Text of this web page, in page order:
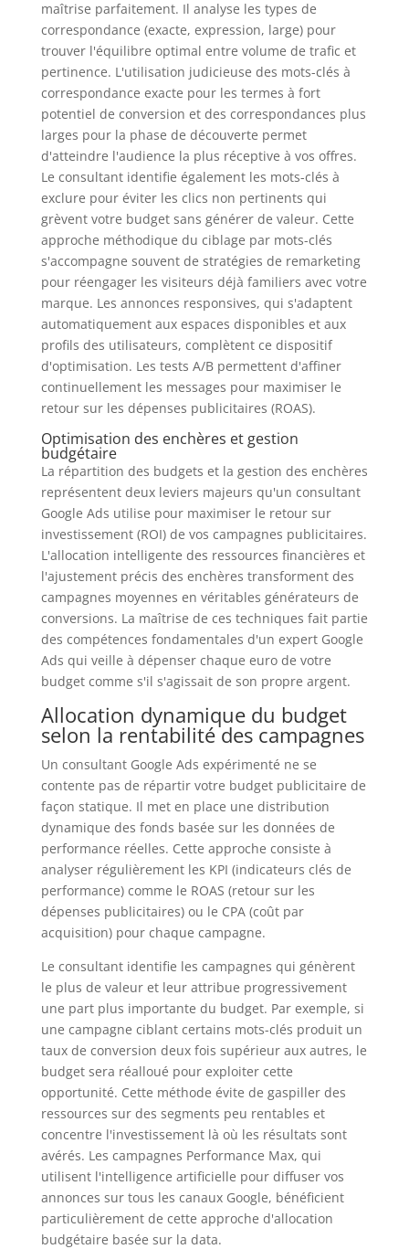
maîtrise parfaitement. Il analyse les types de
correspondance (exacte, expression, large) pour
trouver l'équilibre optimal entre volume de trafic et
pertinence. L'utilisation judicieuse des mots-clés à
correspondance exacte pour les termes à fort
potentiel de conversion et des correspondances plus
larges pour la phase de découverte permet
d'atteindre l'audience la plus réceptive à vos offres.
Le consultant identifie également les mots-clés à
exclure pour éviter les clics non pertinents qui
grèvent votre budget sans générer de valeur. Cette
approche méthodique du ciblage par mots-clés
s'accompagne souvent de stratégies de remarketing
pour réengager les visiteurs déjà familiers avec votre
marque. Les annonces responsives, qui s'adaptent
automatiquement aux espaces disponibles et aux
profils des utilisateurs, complètent ce dispositif
d'optimisation. Les tests A/B permettent d'affiner
continuellement les messages pour maximiser le
retour sur les dépenses publicitaires (ROAS).
Optimisation des enchères et gestion
budgétaire
La répartition des budgets et la gestion des enchères
représentent deux leviers majeurs qu'un consultant
Google Ads utilise pour maximiser le retour sur
investissement (ROI) de vos campagnes publicitaires.
L'allocation intelligente des ressources financières et
l'ajustement précis des enchères transforment des
campagnes moyennes en véritables générateurs de
conversions. La maîtrise de ces techniques fait partie
des compétences fondamentales d'un expert Google
Ads qui veille à dépenser chaque euro de votre
budget comme s'il s'agissait de son propre argent.
Allocation dynamique du budget
selon la rentabilité des campagnes
Un consultant Google Ads expérimenté ne se
contente pas de répartir votre budget publicitaire de
façon statique. Il met en place une distribution
dynamique des fonds basée sur les données de
performance réelles. Cette approche consiste à
analyser régulièrement les KPI (indicateurs clés de
performance) comme le ROAS (retour sur les
dépenses publicitaires) ou le CPA (coût par
acquisition) pour chaque campagne.
Le consultant identifie les campagnes qui génèrent
le plus de valeur et leur attribue progressivement
une part plus importante du budget. Par exemple, si
une campagne ciblant certains mots-clés produit un
taux de conversion deux fois supérieur aux autres, le
budget sera réalloué pour exploiter cette
opportunité. Cette méthode évite de gaspiller des
ressources sur des segments peu rentables et
concentre l'investissement là où les résultats sont
avérés. Les campagnes Performance Max, qui
utilisent l'intelligence artificielle pour diffuser vos
annonces sur tous les canaux Google, bénéficient
particulièrement de cette approche d'allocation
budgétaire basée sur la data.